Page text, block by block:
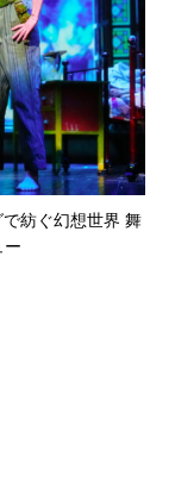
紡ぐ幻想世界 舞
ー